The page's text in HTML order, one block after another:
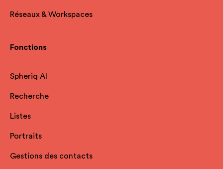
Réseaux & Workspaces
Fonctions
Spheriq AI
Recherche
Listes
Portraits
Gestions des contacts